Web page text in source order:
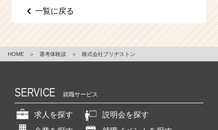
e
e
一覧に戻る
HOME ＞ 選考体験談 ＞ 株式会社ブリヂストン
SERVICE 就職サービス
求人を探す
説明会を探す